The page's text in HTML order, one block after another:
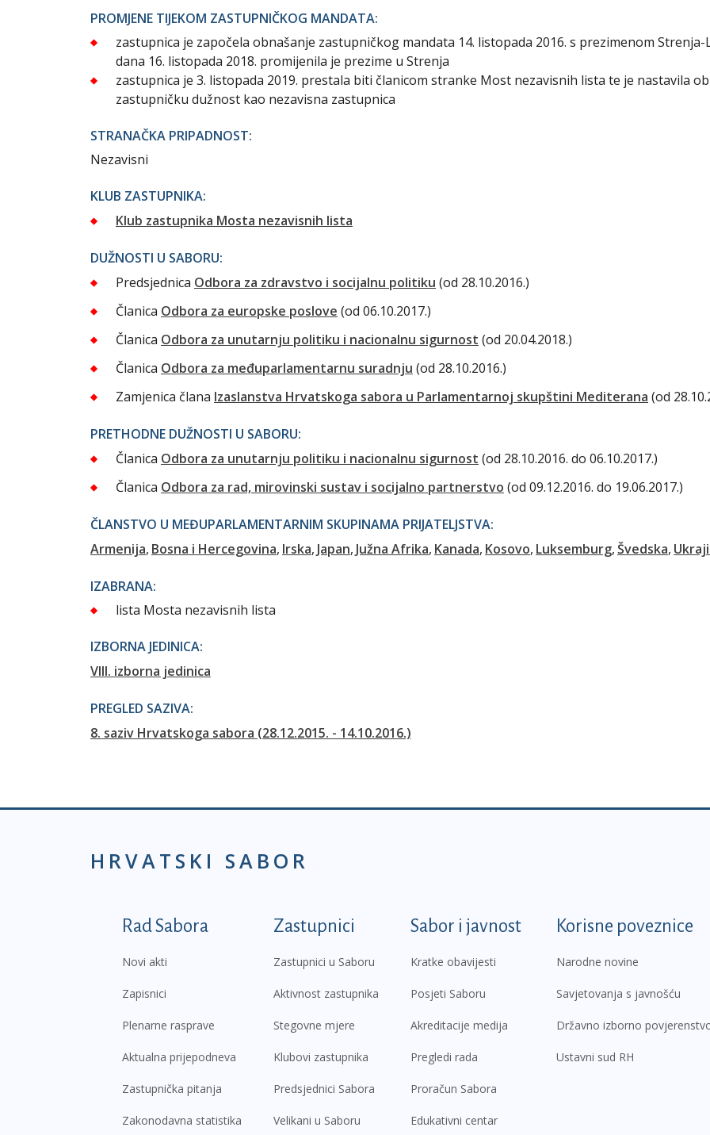
PROMJENE TIJEKOM ZASTUPNIČKOG MANDATA:
zastupnica je započela obnašanje zastupničkog mandata 14. listopada 2016. s prezimenom Strenja-
dana 16. listopada 2018. promijenila je prezime u Strenja
zastupnica je 3. listopada 2019. prestala biti članicom stranke Most nezavisnih lista te je nastavila
zastupničku dužnost kao nezavisna zastupnica
STRANAČKA PRIPADNOST:
Nezavisni
KLUB ZASTUPNIKA:
Klub zastupnika Mosta nezavisnih lista
DUŽNOSTI U SABORU:
Predsjednica Odbora za zdravstvo i socijalnu politiku (od 28.10.2016.)
Članica Odbora za europske poslove (od 06.10.2017.)
Članica Odbora za unutarnju politiku i nacionalnu sigurnost (od 20.04.2018.)
Članica Odbora za međuparlamentarnu suradnju (od 28.10.2016.)
Zamjenica člana Izaslanstva Hrvatskoga sabora u Parlamentarnoj skupštini Mediterana (od
PRETHODNE DUŽNOSTI U SABORU:
Članica Odbora za unutarnju politiku i nacionalnu sigurnost (od 28.10.2016. do 06.10.2017.)
Članica Odbora za rad, mirovinski sustav i socijalno partnerstvo (od 09.12.2016. do 19.06.2017.)
ČLANSTVO U MEĐUPARLAMENTARNIM SKUPINAMA PRIJATELJSTVA:
Armenija Bosna i Hercegovina Irska Japan Južna Afrika Kanada Kosovo Luksemburg Švedska
IZABRANA:
lista Mosta nezavisnih lista
IZBORNA JEDINICA:
VIII. izborna jedinica
PREGLED SAZIVA:
8. saziv Hrvatskoga sabora (28.12.2015. - 14.10.2016.)
HRVATSKI SABOR
Podnožje prvi izbornik
Rad Sabora
Novi akti
Zapisnici
Plenarne rasprave
Aktualna prijepodneva
Zastupnička pitanja
Zakonodavna statistika
Zastupnici
Zastupnici u Saboru
Aktivnost zastupnika
Stegovne mjere
Klubovi zastupnika
Predsjednici Sabora
Velikani u Saboru
Sabor i javnost
Kratke obavijesti
Posjeti Saboru
Akreditacije medija
Pregledi rada
Proračun Sabora
Edukativni centar
Korisne poveznice
Narodne novine
Savjetovanja s javnošću
Državno izborno
Ustavni sud RH